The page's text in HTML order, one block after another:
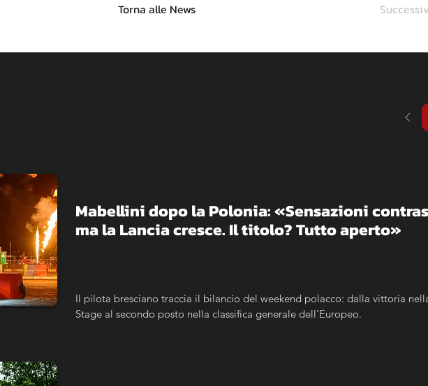
Torna alle News
Mabellini dopo la Polonia: «Sensazioni
ma la Lancia cresce. Il titolo? Tutto aperto»
Il pilota bresciano traccia il bilancio del weekend polacco: dalla vittoria
Stage al secondo posto nella classifica generale dell'Europeo.